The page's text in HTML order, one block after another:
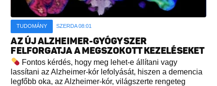
TUDOMÁNY SZERDA 08:01
AZ ÚJ ALZHEIMER-GYÓGYSZER
FELFORGATJA A MEGSZOKOTT KEZELÉSEKET
Fontos kérdés, hogy meg lehet-e állítani vagy
lassítani az Alzheimer-kór lefolyását, hiszen a demencia
legfőbb oka, az Alzheimer-kór, világszerte rengeteg